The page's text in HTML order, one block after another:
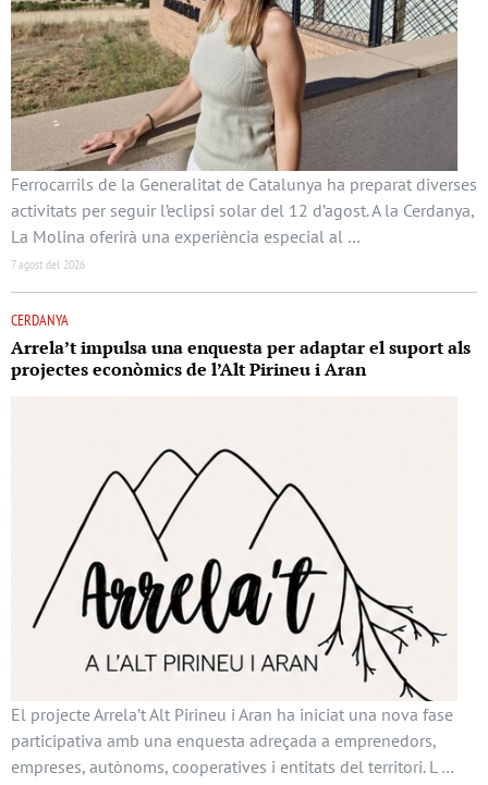
Ferrocarrils de la Generalitat de Catalunya ha preparat diverses
activitats per seguir l’eclipsi solar del 12 d’agost. A la Cerdanya,
La Molina oferirà una experiència especial al …
7 agost del 2026
CERDANYA
Arrela’t impulsa una enquesta per adaptar el suport als
projectes econòmics de l’Alt Pirineu i Aran
El projecte Arrela’t Alt Pirineu i Aran ha iniciat una nova fase
participativa amb una enquesta adreçada a emprenedors,
empreses, autònoms, cooperatives i entitats del territori. L …